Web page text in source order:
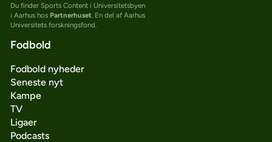
Du finder Sports Content i Universitetsbyen
i Aarhus hos Partnerhuset . En del af Aarhus
Universitets forskningsfond.
Fodbold
Fodbold nyheder
Seneste nyt
Kampe
TV
Ligaer
Podcasts